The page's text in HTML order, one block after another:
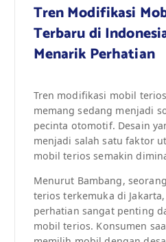
Tren Modifikasi
Terbaru di
Menarik Perhatian
Tren modifikasi mobil
memang sedang menjadi
pecinta otomotif. Desain
menjadi salah satu faktor
mobil terios semakin
Menurut Bambang,
terios terkemuka di
perhatian sangat penting
mobil terios. Konsumen